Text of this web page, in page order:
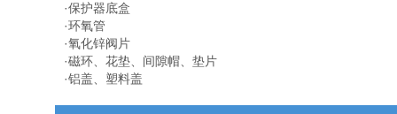
·保护器底盒
·环氧管
·氧化锌阀片
·磁环、花垫、间隙帽、垫片
·铝盖、塑料盖